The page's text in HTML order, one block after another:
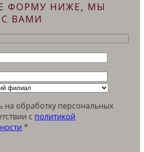
ФОРМУ НИЖЕ, МЫ
ВАМИ
на обработку персональных
c политикой
*